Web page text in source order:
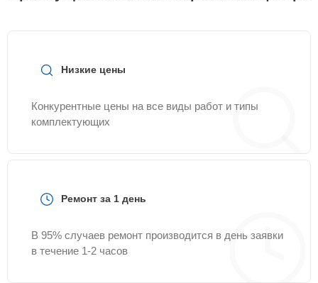
Низкие цены
Конкурентные цены на все виды работ и типы
комплектующих
Ремонт за 1 день
В 95% случаев ремонт производится в день заявки
в течение 1-2 часов